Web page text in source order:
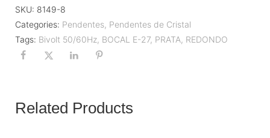
SKU: 8149-8
Categories: Pendentes, Pendentes de Cristal
Tags: Bivolt 50/60Hz, BOCAL E-27, PRATA, REDONDO
Related Products